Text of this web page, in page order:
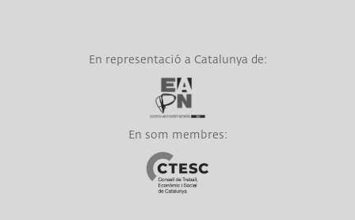
En representació a Catalunya de:
Link a EAPN
En som membres:
Link a CTESC